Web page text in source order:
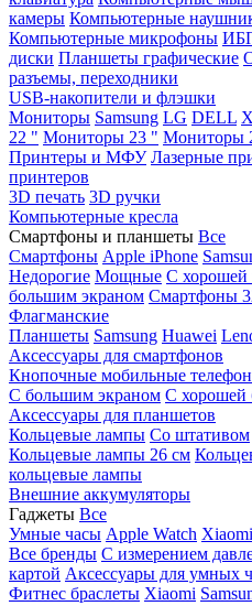
камеры Компьютерные
Компьютерные микрофоны
диски Планшеты графические
разъемы, переходники
USB-накопители и флэшки
Мониторы Samsung LG DELL
22 " Мониторы 23 " Мониторы
Принтеры и МФУ Лазерные
принтеров
3D печать 3D ручки
Компьютерные кресла
Смартфоны и планшеты Все
Смартфоны Apple iPhone
Недорогие Мощные С хорошей
большим экраном Смартфоны
Флагманские
Планшеты Samsung Huawei
Аксессуары для смартфонов
Кнопочные мобильные
С большим экраном С хорошей
Аксессуары для планшетов
Кольцевые лампы Со штативом
Кольцевые лампы 26 см
кольцевые лампы
Внешние аккумуляторы
Гаджеты Все
Умные часы Apple Watch Xiaomi
Все бренды C измерением
картой Аксессуары для умных
Фитнес браслеты Xiaomi